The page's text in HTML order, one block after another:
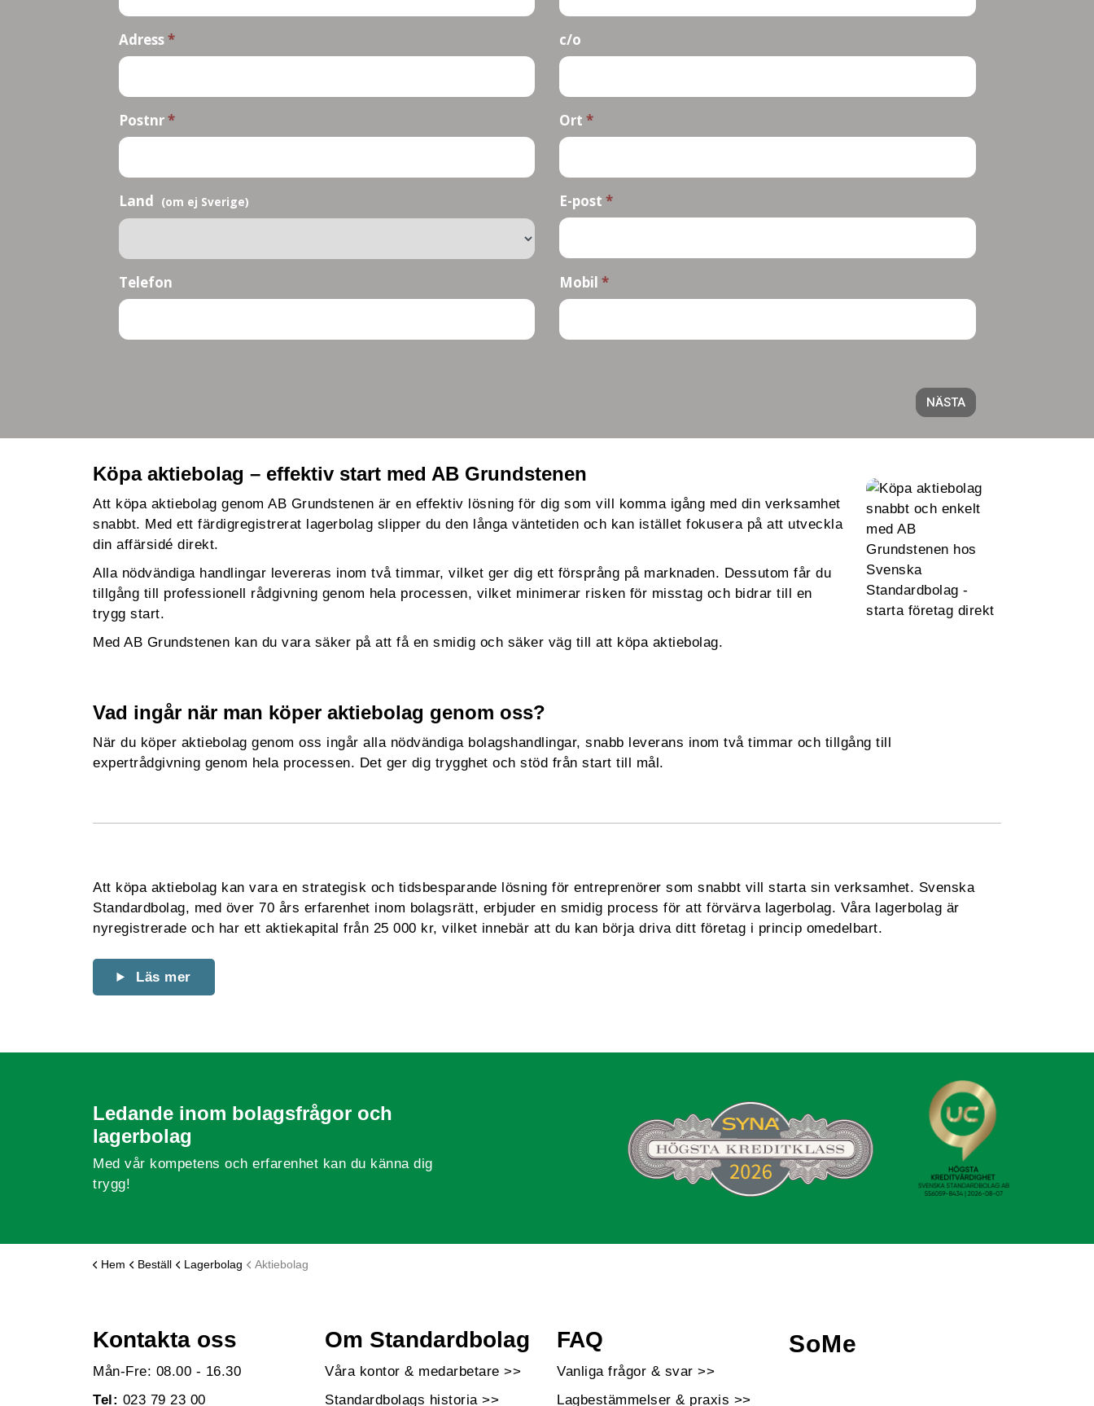
Köpa aktiebolag – effektiv start med AB Grundstenen
Att köpa aktiebolag genom AB Grundstenen är en effektiv lösning för dig som vill komma igång med din verksamhet
snabbt. Med ett färdigregistrerat lagerbolag slipper du den långa väntetiden och kan istället fokusera på att utveckla
din affärsidé direkt.
Alla nödvändiga handlingar levereras inom två timmar, vilket ger dig ett försprång på marknaden. Dessutom får du
tillgång till professionell rådgivning genom hela processen, vilket minimerar risken för misstag och bidrar till en
trygg start.
Med AB Grundstenen kan du vara säker på att få en smidig och säker väg till att köpa aktiebolag.
Vad ingår när man köper aktiebolag genom oss?
När du köper aktiebolag genom oss ingår alla nödvändiga bolagshandlingar, snabb leverans inom två timmar och tillgång till
expertrådgivning genom hela processen. Det ger dig trygghet och stöd från start till mål.
Att köpa aktiebolag kan vara en strategisk och tidsbesparande lösning för entreprenörer som snabbt vill starta sin verksamhet. Svenska
Standardbolag, med över 70 års erfarenhet inom bolagsrätt, erbjuder en smidig process för att förvärva lagerbolag. Våra lagerbolag är
nyregistrerade och har ett aktiekapital från 25 000 kr, vilket innebär att du kan börja driva ditt företag i princip omedelbart.
Läs mer
Ledande inom bolagsfrågor och
lagerbolag
Med vår kompetens och erfarenhet kan du känna dig
trygg!
Hem Beställ Lagerbolag Aktiebolag
Kontakta oss
Mån-Fre: 08.00 - 16.30
Tel: 023 79 23 00
Om Standardbolag
Våra kontor & medarbetare >>
Standardbolags historia >>
FAQ
Vanliga frågor & svar >>
Lagbestämmelser & praxis >>
SoMe